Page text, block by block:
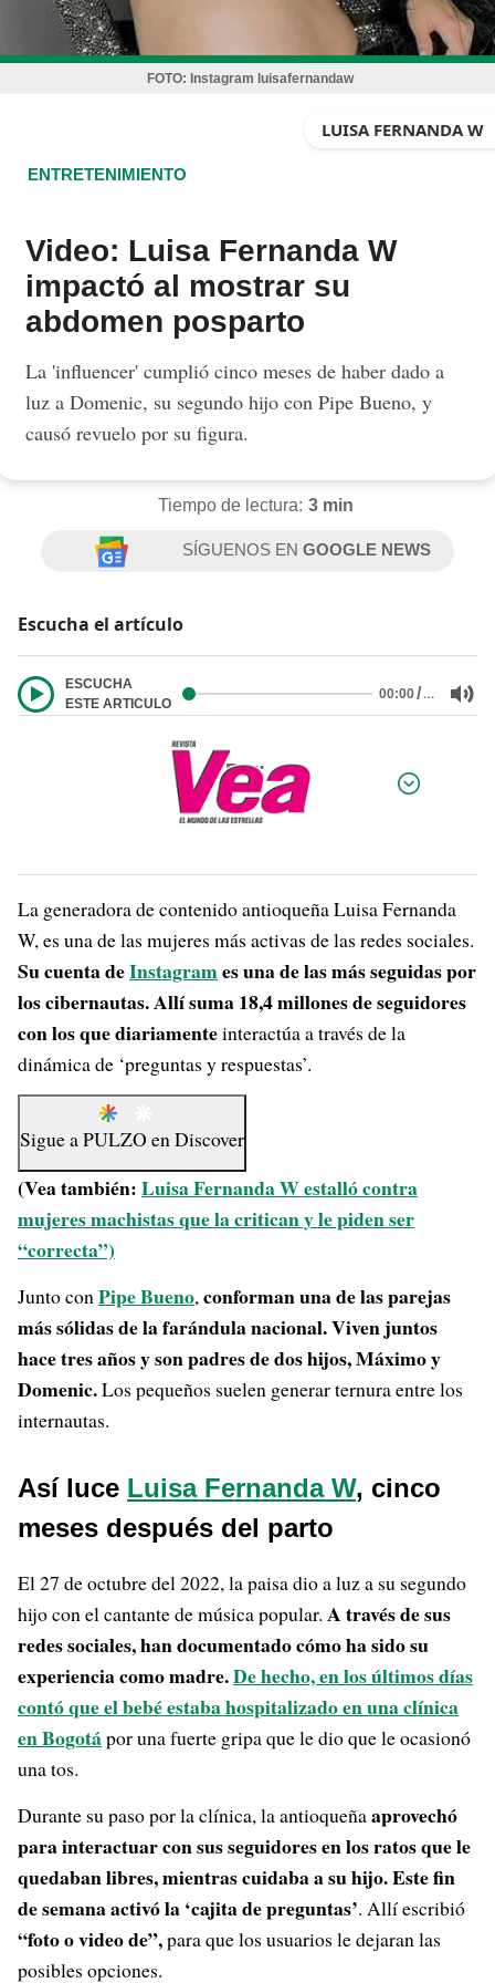
FOTO: Instagram luisafernandaw
LUISA FERNANDA W
ENTRETENIMIENTO
Video: Luisa Fernanda W
impactó al mostrar su
abdomen posparto
La 'influencer' cumplió cinco meses de haber dado a
luz a Domenic, su segundo hijo con Pipe Bueno, y
causó revuelo por su figura.
Tiempo de lectura: 3 min
SÍGUENOS ENGOOGLE NEWS
Escucha el artículo
ESCUCHA
ESTE ARTICULO
00:00/…
Por:
La generadora de contenido antioqueña Luisa Fernanda
W, es una de las mujeres más activas de las redes sociales.
Su cuenta deInstagrames una de las más seguidas por
los cibernautas. Allí suma 18,4 millones de seguidores
con los que diariamenteinteractúa a través de la
dinámica de ‘preguntas y respuestas’.
Sigue aPULZO enDiscover
(Vea también:Luisa Fernanda W estalló contra
mujeres machistas que la critican y le piden ser
“correcta”)
Junto conPipe Bueno,conforman una de las parejas
más sólidas de la farándula nacional. Viven juntos
hace tres años y son padres de dos hijos, Máximo y
Domenic.Los pequeños suelen generar ternura entre los
internautas.
Así luce Luisa Fernanda W, cinco
meses después del parto
El 27 de octubre del 2022, la paisa dio a luz a su segundo
hijo con el cantante de música popular. A través de sus
redes sociales, han documentado cómo ha sido su
experiencia como madre.De hecho, en los últimos días
contó que el bebé estaba hospitalizado en una clínica
en Bogotápor una fuerte gripa que le dio que le ocasionó
una tos.
Durante su paso por la clínica, la antioqueñaaprovechó
para interactuar con sus seguidores en los ratos que le
quedaban libres, mientras cuidaba a su hijo. Este fin
de semana activó la ‘cajita de preguntas’. Allí escribió
“foto o video de”,para que los usuarios le dejaran las
posibles opciones.